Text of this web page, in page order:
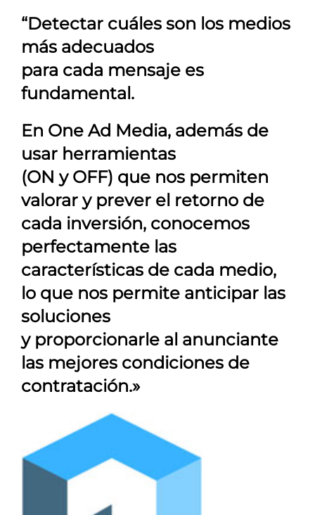
“Detectar cuáles son los medios
más adecuados
para cada mensaje es
fundamental.
En One Ad Media, además de
usar herramientas
(ON y OFF) que nos permiten
valorar y prever el retorno de
cada inversión, conocemos
perfectamente las
características de cada medio,
lo que nos permite anticipar las
soluciones
y proporcionarle al anunciante
las mejores condiciones de
contratación.»